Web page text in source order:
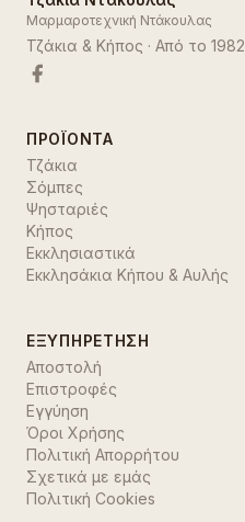
Μαρμαροτεχνική Ντάκουλας
Τζάκια & Κήπος · Από το 1982
ΠΡΟΪΌΝΤΑ
Τζάκια
Σόμπες
Ψησταριές
Κήπος
Εκκλησιαστικά
Εκκλησάκια Κήπου & Αυλής
ΕΞΥΠΗΡΈΤΗΣΗ
Αποστολή
Επιστροφές
Εγγύηση
Όροι Χρήσης
Πολιτική Απορρήτου
Σχετικά με εμάς
Πολιτική Cookies